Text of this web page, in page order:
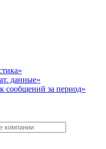
данные»
сообщений за период»